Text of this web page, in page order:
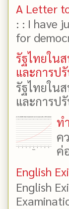
A Letter
: : I have
for
รัฐไทยใน
และการป
รัฐไทยใน
และการป
ท
ค
ค่
English
English